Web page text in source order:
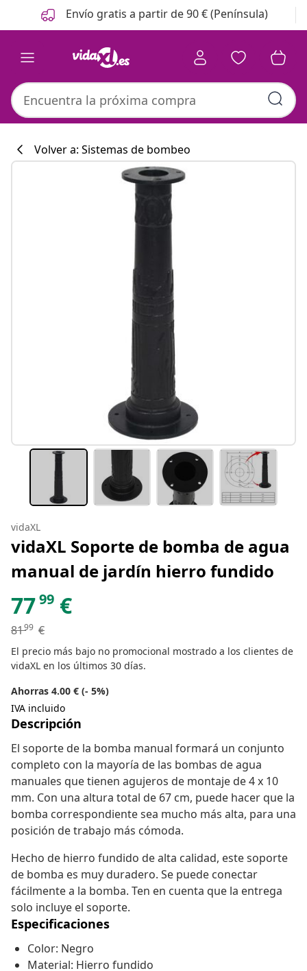
Anterior
Siguiente Envío gratis a partir de 90 € (Península)
#sharemevidaxl
Volver a: Sistemas de bombeo
vidaXL
vidaXL Soporte de bomba de agua
manual de jardín hierro fundido
7799 €
8199 €
El precio más bajo no promocional mostrado a los clientes de
vidaXL en los últimos 30 días.
Ahorras 4.00 € (- 5%)
IVA incluido
Descripción
El soporte de la bomba manual formará un conjunto
completo con la mayoría de las bombas de agua
manuales que tienen agujeros de montaje de 4 x 10
mm. Con una altura total de 67 cm, puede hacer que la
bomba correspondiente sea mucho más alta, para una
posición de trabajo más cómoda.
Hecho de hierro fundido de alta calidad, este soporte
de bomba es muy duradero. Se puede conectar
fácilmente a la bomba. Ten en cuenta que la entrega
solo incluye el soporte.
Especificaciones
Color: Negro
Material: Hierro fundido